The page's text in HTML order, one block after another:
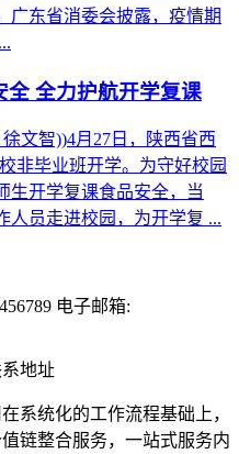
广东省消委会披露，疫情期
全 全力护航开学复课
文智))4月27日，陕西省西
非毕业班开学。为守好校园
生开学复课食品安全，当
人员走进校园，为开学复 ...
电子邮箱:
地址
系统化的工作流程基础上，
链整合服务，一站式服务内